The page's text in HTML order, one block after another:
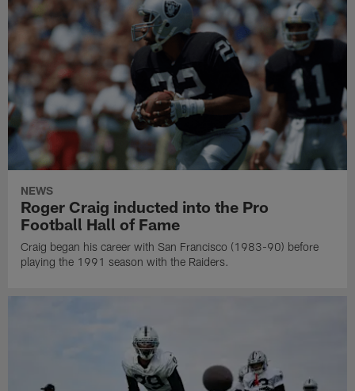
NEWS
Roger Craig inducted into the Pro
Football Hall of Fame
Craig began his career with San Francisco (1983-90) before
playing the 1991 season with the Raiders.